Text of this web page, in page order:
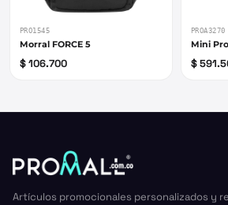
PRO1545
Morral FORCE 5
$ 106.700
PROA3270
Mini
$
Artículos promocionales personalizados y